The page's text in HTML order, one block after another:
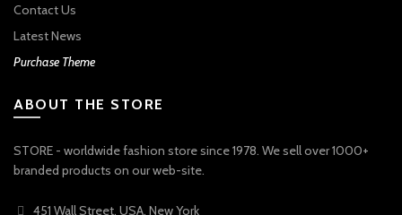
Contact Us
Latest News
Purchase Theme
ABOUT THE STORE
STORE - worldwide fashion store since 1978. We sell over 1000+
branded products on our web-site.
451 Wall Street, USA, New York